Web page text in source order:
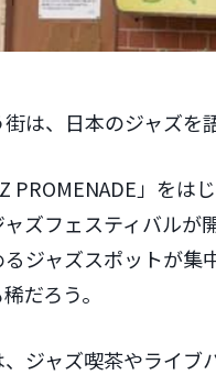
は、日本のジャズを
PROMENADE」を
ズフェスティバルが
ジャズスポットが集
だろう。
ジャズ喫茶やライブ